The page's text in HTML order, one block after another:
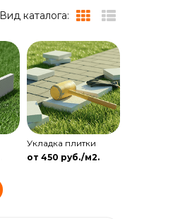
Вид каталога:
Укладка плитки
от 450 руб./м2.